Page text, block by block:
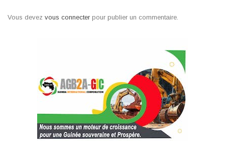
Vous devez vous connecter pour publier un commentaire.